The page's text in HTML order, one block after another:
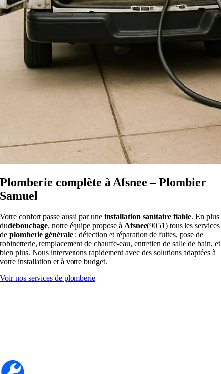
Plomberie complète à Afsnee – Plombier
Samuel
Votre confort passe aussi par une installation sanitaire fiable. En plus
dudébouchage, notre équipe propose à Afsnee(9051) tous les services
de plomberie générale : détection et réparation de fuites, pose de
robinetterie, remplacement de chauffe-eau, entretien de salle de bain, et
bien plus. Nous intervenons rapidement avec des solutions adaptées à
votre installation et à votre budget.
Voir nos services de plomberie